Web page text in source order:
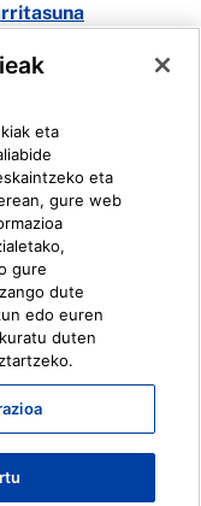
Sistema
eta
eta
gure web
gure
dute
edo euren
duten